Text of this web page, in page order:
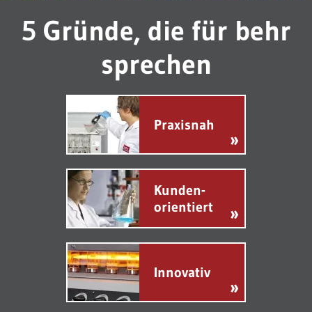
5 Gründe, die für behr
sprechen
Praxisnah
»
Kunden-
orientiert
»
Innovativ
»